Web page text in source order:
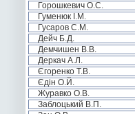
Горошкевич О.С.
Гуменюк І.М.
Гусаров С.М.
Дейч Б.Д.
Демчишен В.В.
Деркач А.Л.
Єгоренко Т.В.
Єдін О.Й.
Журавко О.В.
Заблоцький В.П.